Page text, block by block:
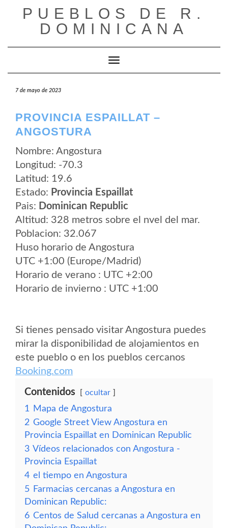
PUEBLOS DE R.
DOMINICANA
Cambiar modo de navegación
7 de mayo de 2023
PROVINCIA ESPAILLAT –
ANGOSTURA
Nombre: Angostura
Longitud: -70.3
Latitud: 19.6
Estado: Provincia Espaillat
Pais: Dominican Republic
Altitud: 328 metros sobre el nvel del mar.
Poblacion: 32.067
Huso horario de Angostura
UTC +1:00 (Europe/Madrid)
Horario de verano : UTC +2:00
Horario de invierno : UTC +1:00
Si tienes pensado visitar Angostura puedes
mirar la disponibilidad de alojamientos en
este pueblo o en los pueblos cercanos
Booking.com
Contenidos ocultar
1
Mapa de Angostura
2 Google Street View Angostura en
Provincia Espaillat en Dominican Republic
3 Vídeos relacionados con Angostura -
Provincia Espaillat
4 el tiempo en Angostura
5 Farmacias cercanas a Angostura en
Dominican Republic:
6 Centos de Salud cercanas a Angostura en